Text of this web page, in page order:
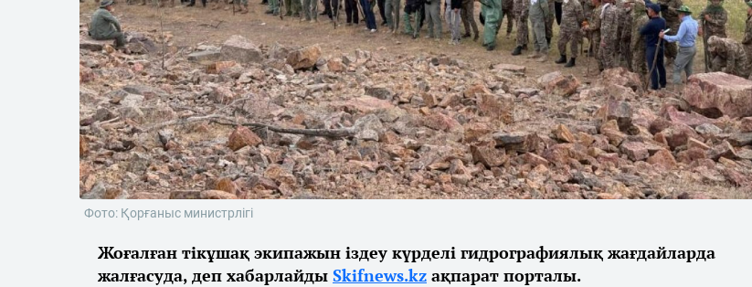
Фото: Қорғаныс министрлігі
Жоғалған тікұшақ экипажын іздеу күрделі гидрографиялық жағдайларда
жалғасуда, деп хабарлайды Skifnews.kz ақпарат порталы.